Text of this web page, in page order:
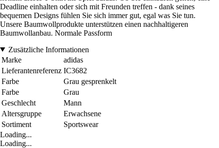
Deadline einhalten oder sich mit Freunden treffen - dank seines
bequemen Designs fühlen Sie sich immer gut, egal was Sie tun.
Unsere Baumwollprodukte unterstützen einen nachhaltigeren
Baumwollanbau. Normale Passform
Zusätzliche Informationen
Marke
adidas
Lieferantenreferenz IC3682
Farbe
Grau gesprenkelt
Farbe
Grau
Geschlecht
Mann
Altersgruppe
Erwachsene
Sortiment
Sportswear
Loading...
Loading...